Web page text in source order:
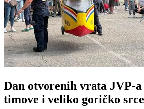
Dan otvorenih vrata JVP-
timove i veliko goričko srce